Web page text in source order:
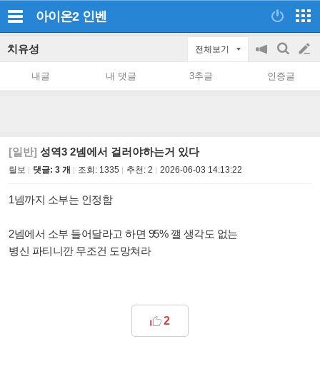
아이온2 인벤
치유성 전체보기
공
on/off
검
색
글
쓰
내글 내 댓글 3추글 인증글
[일반] 성역3 2넴에서 걸러야하는거 있다
릴보 댓글: 3 개 조회: 1335 추천: 2 2026-06-03 14:13:22
1넴까지 소부는 인정함
2넴에서 소부 들어달라고 하면 95% 깰 생각도 없는
병신 파티니깐 무조건 도망쳐라
2